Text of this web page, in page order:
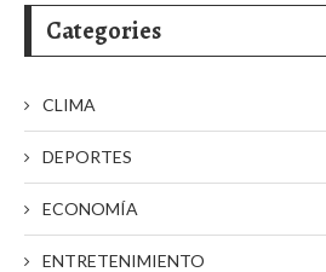
Categories
CLIMA
DEPORTES
ECONOMÍA
ENTRETENIMIENTO